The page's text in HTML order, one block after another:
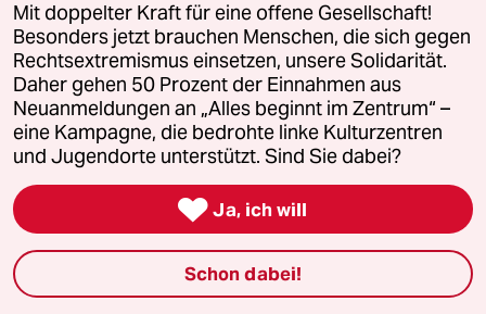
Themen
#Krieg in der Ukraine #Odessa #Bärbel Bas #EU-Beitritt
Feedback Kommentieren Fehlerhinweis
Diesen Artikel teilen
Mit doppelter Kraft für eine offene Gesellschaft!
Besonders jetzt brauchen Menschen, die sich gegen
Rechtsextremismus einsetzen, unsere Solidarität.
Daher gehen 50 Prozent der Einnahmen aus
Neuanmeldungen an „Alles beginnt im Zentrum“ –
eine Kampagne, die bedrohte linke Kulturzentren
und Jugendorte unterstützt. Sind Sie dabei?
 Ja, ich will
Schon dabei!